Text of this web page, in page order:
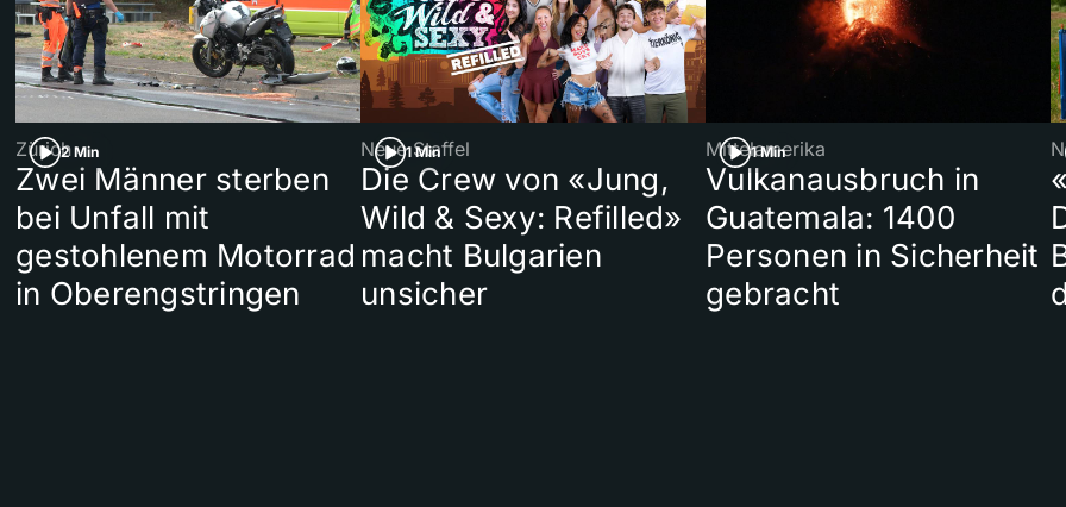
2 Min
Zürich
Zwei Männer sterben
bei Unfall mit
gestohlenem Motorrad
in Oberengstringen
1 Min
Neue Staffel
Die Crew von «Jung,
Wild & Sexy: Refilled»
macht Bulgarien
unsicher
1 Min
Mittelamerika
Vulkanausbruch in
Guatemala: 1400
Personen in Sicherheit
gebracht